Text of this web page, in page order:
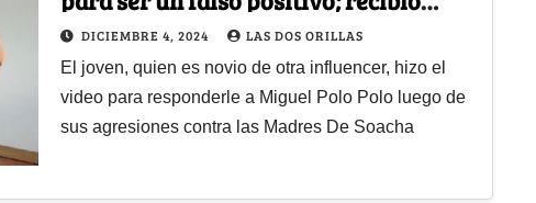
críticas y aplausos
DICIEMBRE 4, 2024 LAS DOS ORILLAS
El joven, quien es novio de otra influencer, hizo el
video para responderle a Miguel Polo Polo luego de
sus agresiones contra las Madres De Soacha